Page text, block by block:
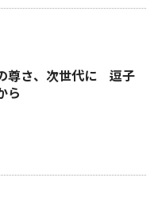
尊さ、次世代に 逗子
ら